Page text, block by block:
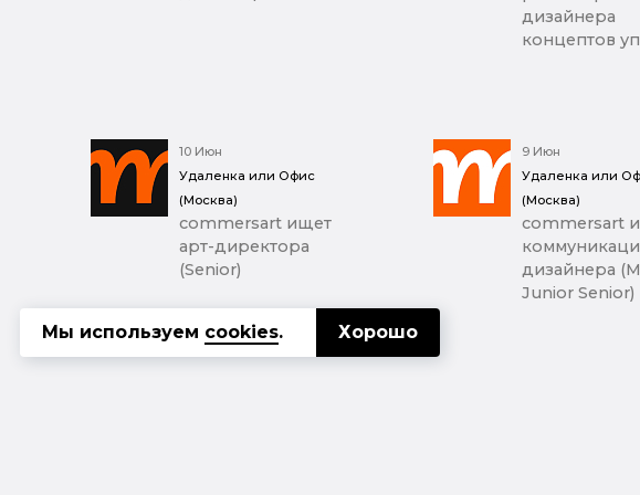
дизайнера
концептов
10 Июн
Удаленка или Офис
(Москва)
commersart ищет
арт-директора
(Senior)
9 Июн
Удаленка или
(Москва)
commersart
дизайнера
Junior Senior)
Мы используем cookies. Хорошо